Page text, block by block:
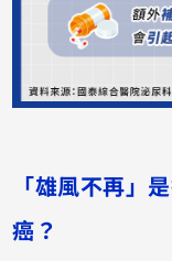
「雄風不再」
癌？